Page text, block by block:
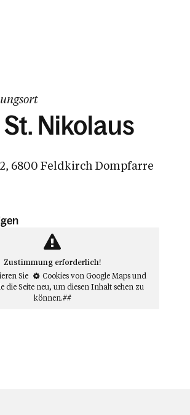
St. Nikolaus
6800 Feldkirch Dompfarre
Zustimmung erforderlich!
Sie
Cookies von Google Mapsund
die Seite neu, um diesen Inhalt sehen zu
können.##